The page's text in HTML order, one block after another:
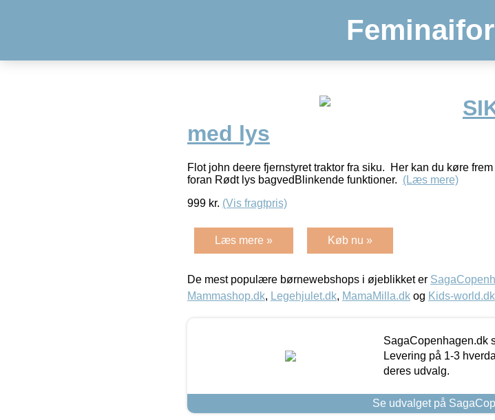
med lys
Flot john deere fjernstyret traktor fra siku. Her kan du køre
foran Rødt lys bagvedBlinkende funktioner. (Læs mere)
999 kr. (Vis fragtpris)
Læs mere » Køb nu »
De mest populære børnewebshops i øjeblikket er
Mammashop.dk, Legehjulet.dk, MamaMilla.dk og Kids-world.dk
SagaCopenhagen.dk
Levering på 1-3
deres udvalg.
Se udvalget på